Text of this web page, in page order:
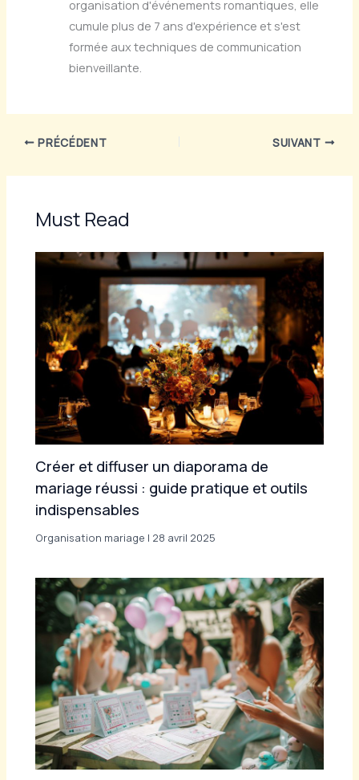
organisation d'événements romantiques, elle
cumule plus de 7 ans d'expérience et s'est
formée aux techniques de communication
bienveillante.
PRÉCÉDENT SUIVANT
Must Read
Créer et diffuser un diaporama de
mariage réussi : guide pratique et outils
indispensables
Organisation mariage | 28 avril 2025